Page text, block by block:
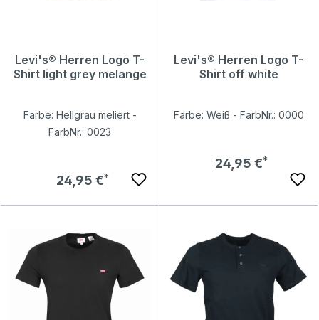
Levi's® Herren Logo T-
Shirt light grey melange
Farbe: Hellgrau meliert -
FarbNr.: 0023
Regulärer Preis:
24,95 €
Levi's® Herren Logo T-
Shirt off white
Farbe: Weiß - FarbNr.: 0000
Regulärer Preis:
24,95 €